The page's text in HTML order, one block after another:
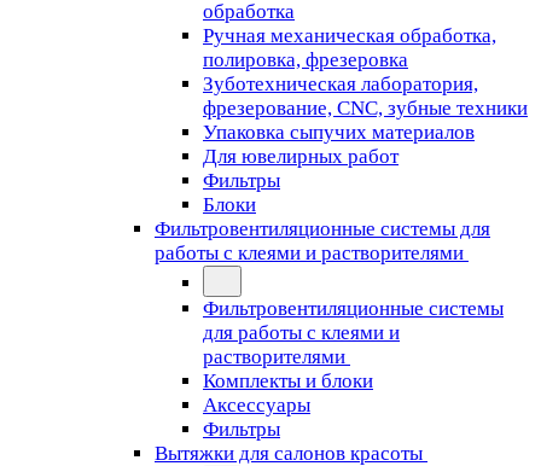
обработка
Ручная механическая обработка,
полировка, фрезеровка
Зуботехническая лаборатория,
фрезерование, CNC, зубные техники
Упаковка сыпучих материалов
Для ювелирных работ
Фильтры
Блоки
Фильтровентиляционные системы для
работы с клеями и растворителями
Фильтровентиляционные системы
для работы с клеями и
растворителями
Комплекты и блоки
Аксессуары
Фильтры
Вытяжки для салонов красоты